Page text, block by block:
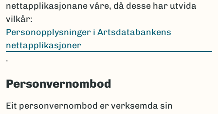
nettapplikasjonane våre, då desse har utvida
vilkår:
Personopplysninger i Artsdatabankens
nettapplikasjoner
.
Personvernombod
Eit personvernombod er verksemda sin